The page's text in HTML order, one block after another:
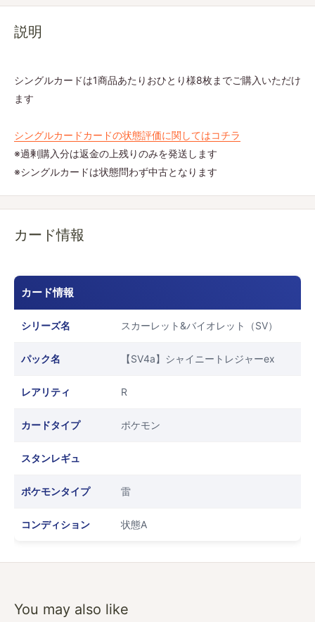
説明
シングルカードは1商品あたりおひとり様8枚までご購入いただけ
ます
シングルカードカードの状態評価に関してはコチラ
※過剰購入分は返金の上残りのみを発送します
※シングルカードは状態問わず中古となります
カード情報
カード情報
シリーズ名 スカーレット&バイオレット（SV）
パック名 【SV4a】シャイニートレジャーex
レアリティ R
カードタイプ ポケモン
スタンレギュ
ポケモンタイプ 雷
コンディション 状態A
You may also like